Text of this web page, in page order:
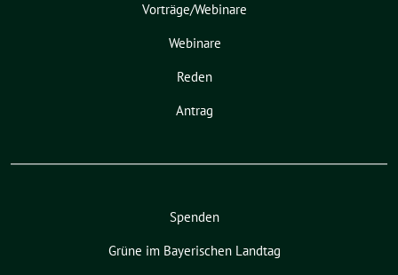
Vorträge/Webinare
Webinare
Reden
Antrag
Spenden
Grüne im Bayerischen Landtag